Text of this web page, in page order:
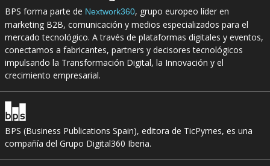
BPS forma parte de Nextwork360, grupo europeo líder en
marketing B2B, comunicación y medios especializados para el
mercado tecnológico. A través de plataformas digitales y eventos,
conectamos a fabricantes, partners y decisores tecnológicos
impulsando la Transformación Digital, la Innovación y el
crecimiento empresarial.
BPS (Business Publications Spain), editora de TicPymes, es una
compañía del Grupo Digital360 Iberia.